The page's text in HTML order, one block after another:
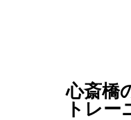
心斎橋
トレー